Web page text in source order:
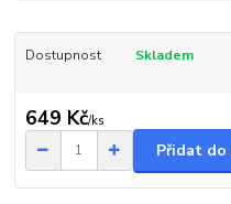
Dostupnost Skladem
649 Kč/ks
Přidat do